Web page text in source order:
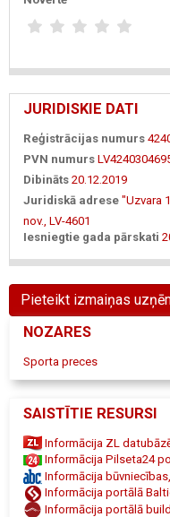
JURIDISKIE DATI
Reģistrācijas numurs
PVN numurs
Dibināts 20.12.2019
Juridiskā adrese "Uzvara
nov., LV-4601
Iesniegtie gada pārskati
Pieteikt izmaiņas
NOZARES
Sporta preces
SAISTĪTIE RESURSI
Informācija ZL
Informācija Pilseta24
Informācija
Informācija portālā
Informācija portālā